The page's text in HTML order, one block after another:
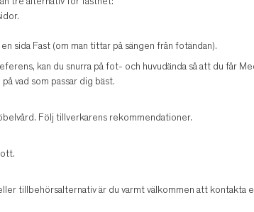
tre alternativ för fasthet:
sida Fast (om man tittar på sängen från fotändan).
kan du snurra på fot- och huvudända så att du får
vad som passar dig bäst.
Följ tillverkarens rekommendationer.
tillbehörsalternativ är du varmt välkommen att kontakta